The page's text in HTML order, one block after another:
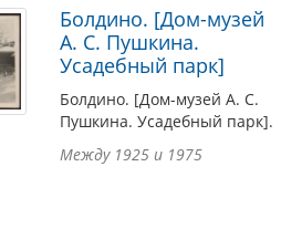
Болдино. [Дом-музей
А. С. Пушкина.
Усадебный парк]
Болдино. [Дом-музей А. С.
Пушкина. Усадебный парк].
Между 1925 и 1975